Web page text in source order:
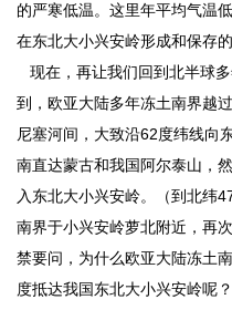
的严寒低温。这里年平均气温
在东北大小兴安岭形成和保存的
现在，再让我们回到北半球
到，欧亚大陆多年冻土南界越
尼塞河间，大致沿62度纬线向
南直达蒙古和我国阿尔泰山，
入东北大小兴安岭。（到北纬
南界于小兴安岭萝北附近，再
禁要问，为什么欧亚大陆冻土
度抵达我国东北大小兴安岭呢